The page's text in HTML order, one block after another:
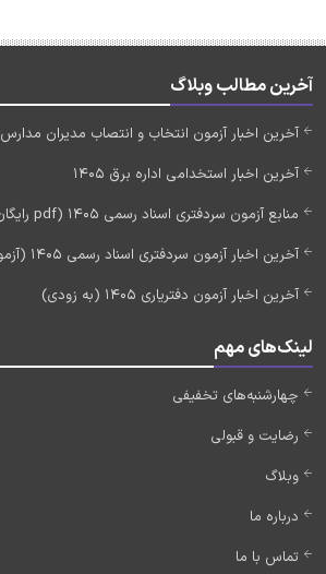
آخرین مطالب وبلاگ
آخرین اخبار آزمون انتخاب و انتصاب مدیران مدارس 1405 (کارت آزمون)
آخرین اخبار استخدامی اداره برق 1405
منابع آزمون سردفتری اسناد رسمی 1405 (pdf رایگان)
آخرین اخبار آزمون سردفتری اسناد رسمی 1405 (آزمون جدید)
آخرین اخبار آزمون دفتریاری 1405 (به زودی)
لینک‌های مهم
چهارشنبه‌های تخفیفی
رضایت و قبولی
وبلاگ
درباره ما
تماس با ما